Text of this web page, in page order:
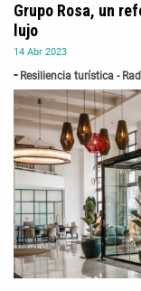
14 Abr 2023
Resiliencia turística -
Grupo Rosa, un
lujo